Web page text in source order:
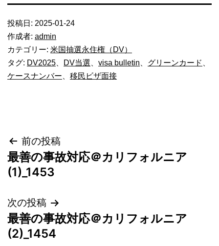
投稿日: 2025-01-24
作成者: admin
カテゴリー: 米国抽選永住権（DV）
タグ: DV2025、 DV当選、 visa bulletin、 グリーンカード 、
ケースナンバー、 移民ビザ面接
投
稿
ビ
ゲ
前の投稿
最善の事故対応＠カリフォルニア
(1)_1453
次の投稿
最善の事故対応＠カリフォルニア
(2)_1454